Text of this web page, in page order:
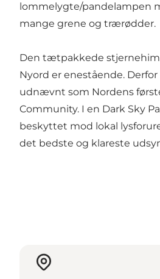
lommelygte/pandelampen
mange grene og trærødder.
Den tætpakkede
Nyord er enestående.
udnævnt som Nordens
Community. I en Dark Sky
beskyttet mod lokal
det bedste og klareste